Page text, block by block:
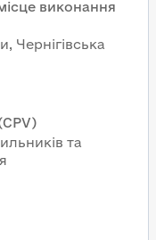
виконання
Чернігівська
та